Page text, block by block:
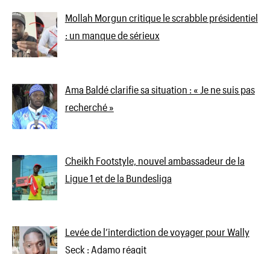
Mollah Morgun critique le scrabble présidentiel
: un manque de sérieux
Ama Baldé clarifie sa situation : « Je ne suis pas
recherché »
Cheikh Footstyle, nouvel ambassadeur de la
Ligue 1 et de la Bundesliga
Levée de l’interdiction de voyager pour Wally
Seck : Adamo réagit